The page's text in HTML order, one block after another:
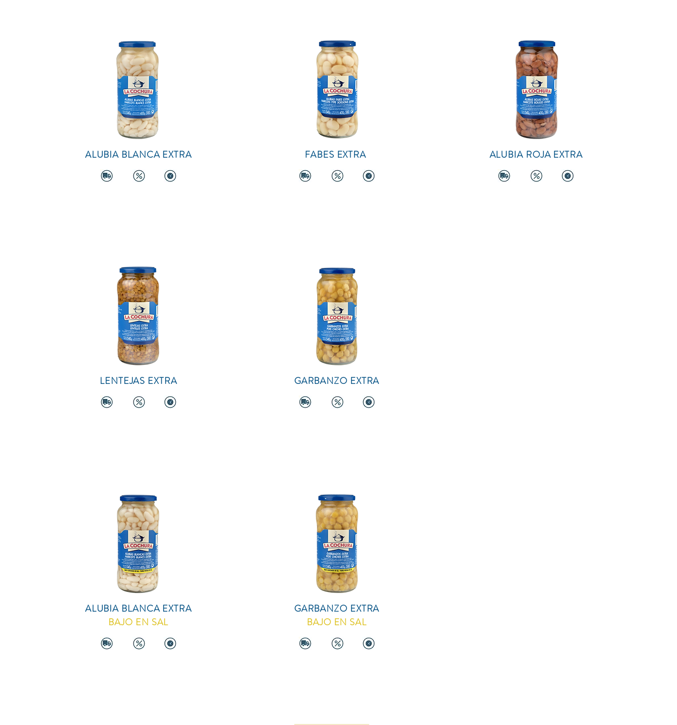
ALUBIA BLANCA EXTRA FABES EXTRA ALUBIA ROJA EXTRA
LENTEJAS EXTRA GARBANZO EXTRA
ALUBIA BLANCA EXTRA
BAJO EN SAL
GARBANZO EXTRA
BAJO EN SAL